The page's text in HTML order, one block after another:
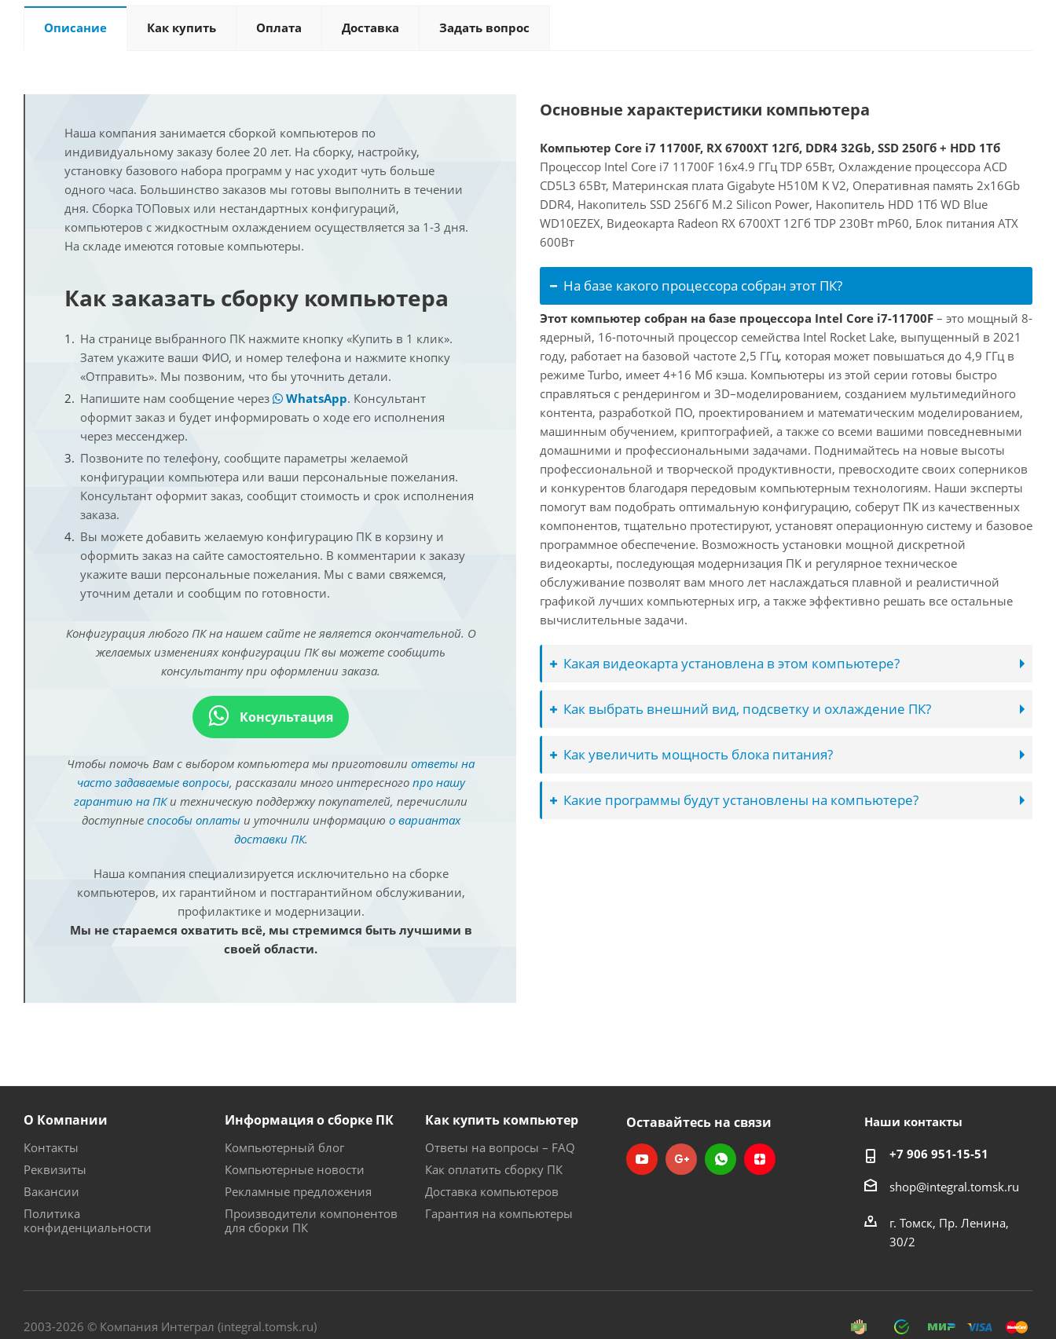
Описание Как купить Оплата Доставка Задать вопрос
Наша компания занимается сборкой компьютеров по
индивидуальному заказу более 20 лет. На сборку, настройку,
установку базового набора программ у нас уходит чуть больше
одного часа. Большинство заказов мы готовы выполнить в течении
дня. Сборка ТОПовых или нестандартных конфигураций,
компьютеров с жидкостным охлаждением осуществляется за 1-3 дня.
На складе имеются готовые компьютеры.
Как заказать сборку компьютера
На странице выбранного ПК нажмите кнопку «Купить в 1 клик».
Затем укажите ваши ФИО, и номер телефона и нажмите кнопку
«Отправить». Мы позвоним, что бы уточнить детали.
Напишите нам сообщение через
WhatsApp. Консультант
оформит заказ и будет информировать о ходе его исполнения
через мессенджер.
Позвоните по телефону, сообщите параметры желаемой
конфигурации компьютера или ваши персональные пожелания.
Консультант оформит заказ, сообщит стоимость и срок исполнения
заказа.
Вы можете добавить желаемую конфигурацию ПК в корзину и
оформить заказ на сайте самостоятельно. В комментарии к заказу
укажите ваши персональные пожелания. Мы с вами свяжемся,
уточним детали и сообщим по готовности.
Конфигурация любого ПК на нашем сайте не является окончательной. О
желаемых изменениях конфигурации ПК вы можете сообщить
консультанту при оформлении заказа.
Консультация
Чтобы помочь Вам с выбором компьютера мы приготовили ответы на
часто задаваемые вопросы, рассказали много интересного про нашу
гарантию на ПКи техническую поддержку покупателей, перечислили
доступные способы оплатыи уточнили информацию о вариантах
доставки ПК.
Наша компания специализируется исключительно на сборке
компьютеров, их гарантийном и постгарантийном обслуживании,
профилактике и модернизации.
Мы не стараемся охватить всё, мы стремимся быть лучшими в
своей области.
Основные характеристики компьютера
Компьютер Core i7 11700F, RX 6700XT 12Гб, DDR4 32Gb, SSD 250Гб + HDD 1Тб
Процессор Intel Core i7 11700F 16x4.9 ГГц TDP 65Вт, Охлаждение процессора ACD
CD5L3 65Вт, Материнская плата Gigabyte H510M K V2, Оперативная память 2x16Gb
DDR4, Накопитель SSD 256Гб M.2 Silicon Power, Накопитель HDD 1Тб WD Blue
WD10EZEX, Видеокарта Radeon RX 6700XT 12Гб TDP 230Вт mP60, Блок питания ATX
600Вт
На базе какого процессора собран этот ПК?
Этот компьютер собран на базе процессора Intel Core i7-11700F – это мощный 8-
ядерный, 16-поточный процессор семейства Intel Rocket Lake, выпущенный в 2021
году, работает на базовой частоте 2,5 ГГц, которая может повышаться до 4,9 ГГц в
режиме Turbo, имеет 4+16 Мб кэша. Компьютеры из этой серии готовы быстро
справляться с рендерингом и 3D–моделированием, созданием мультимедийного
контента, разработкой ПО, проектированием и математическим моделированием,
машинным обучением, криптографией, а также со всеми вашими повседневными
домашними и профессиональными задачами. Поднимайтесь на новые высоты
профессиональной и творческой продуктивности, превосходите своих соперников
и конкурентов благодаря передовым компьютерным технологиям. Наши эксперты
помогут вам подобрать оптимальную конфигурацию, соберут ПК из качественных
компонентов, тщательно протестируют, установят операционную систему и базовое
программное обеспечение. Возможность установки мощной дискретной
видеокарты, последующая модернизация ПК и регулярное техническое
обслуживание позволят вам много лет наслаждаться плавной и реалистичной
графикой лучших компьютерных игр, а также эффективно решать все остальные
вычислительные задачи.
Какая видеокарта установлена в этом компьютере?
Как выбрать внешний вид, подсветку и охлаждение ПК?
Как увеличить мощность блока питания?
Какие программы будут установлены на компьютере?
О Компании
Контакты
Реквизиты
Вакансии
Политика
конфиденциальности
Информация о сборке ПК
Компьютерный блог
Компьютерные новости
Рекламные предложения
Производители компонентов
для сборки ПК
Как купить компьютер
Ответы на вопросы – FAQ
Как оплатить сборку ПК
Доставка компьютеров
Гарантия на компьютеры
Оставайтесь на связи Наши контакты
+7 906 951-15-51
shop@integral.tomsk.ru
г. Томск, Пр. Ленина,
30/2
2003-2026 © Компания Интеграл (integral.tomsk.ru)